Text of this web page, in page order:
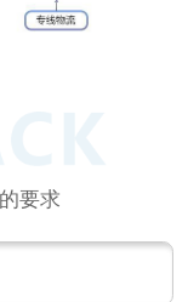
要求